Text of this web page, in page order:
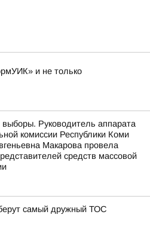
и не только
Руководитель аппарата
комиссии Республики Коми
Макарова провела
средств массовой
самый дружный ТОС